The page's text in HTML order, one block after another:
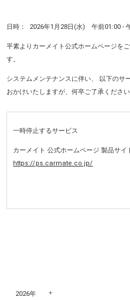
日時： 2026年1月28日(水) 午前01:00 -
平素よりカーメイト公式ホームページを
す。
システムメンテナンスに伴い、 以下のサ
おかけいたしますが、何卒ご了承くださ
一時停止するサービス
カーメイト 公式ホームページ 製品サ
https://ps.carmate.co.jp/
2026年